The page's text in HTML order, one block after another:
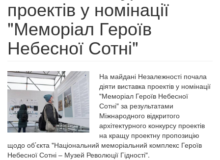
проектів у номінації
"Меморіал Героїв
Небесної Сотні"
На майдані Незалежності почала
діяти виставка проектів у номінації
"Меморіал Героїв Небесної
Сотні" за результатами
Міжнародного відкритого
архітектурного конкурсу проектів
на кращу проектну пропозицію
щодо об’єкта "Національний меморіальний комплекс Героїв
Небесної Сотні – Музей Революції Гідності".